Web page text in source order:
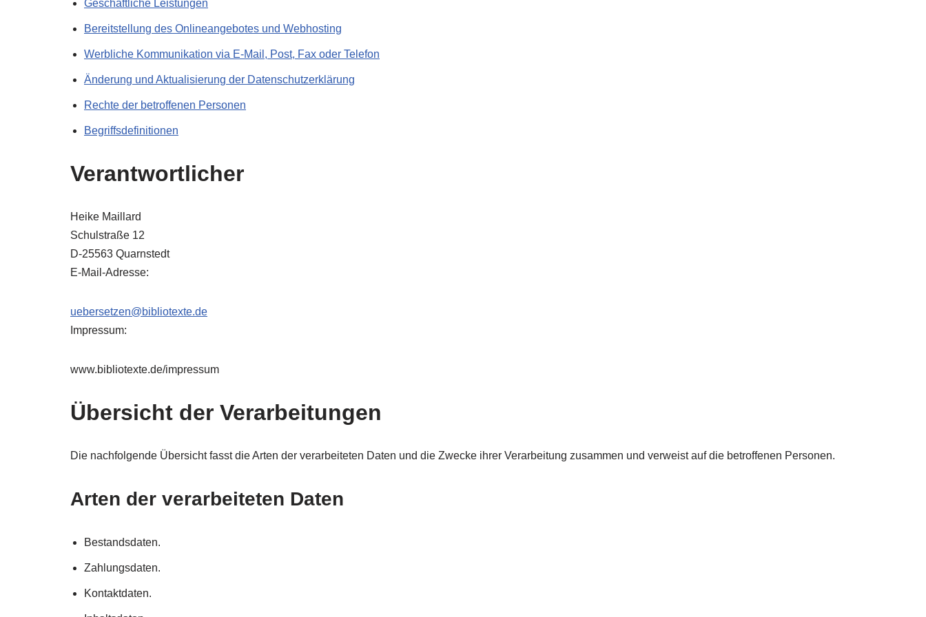
Geschäftliche Leistungen
Bereitstellung des Onlineangebotes und Webhosting
Werbliche Kommunikation via E-Mail, Post, Fax oder Telefon
Änderung und Aktualisierung der Datenschutzerklärung
Rechte der betroffenen Personen
Begriffsdefinitionen
Verantwortlicher
Heike Maillard
Schulstraße 12
D-25563 Quarnstedt
E-Mail-Adresse:
uebersetzen@bibliotexte.de
Impressum:
www.bibliotexte.de/impressum
Übersicht der Verarbeitungen
Die nachfolgende Übersicht fasst die Arten der verarbeiteten Daten und die Zwecke ihrer Verarbeitung zusammen und verweist auf die betroffenen Personen.
Arten der verarbeiteten Daten
Bestandsdaten.
Zahlungsdaten.
Kontaktdaten.